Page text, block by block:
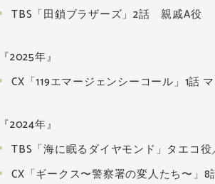
TBS「田鎖ブラザーズ」2話 親戚A役
『2025年』
CX「119エマージェンシーコール」1話
『2024年』
TBS「海に眠るダイヤモンド」タエコ
CX「ギークス〜警察署の変人たち〜」